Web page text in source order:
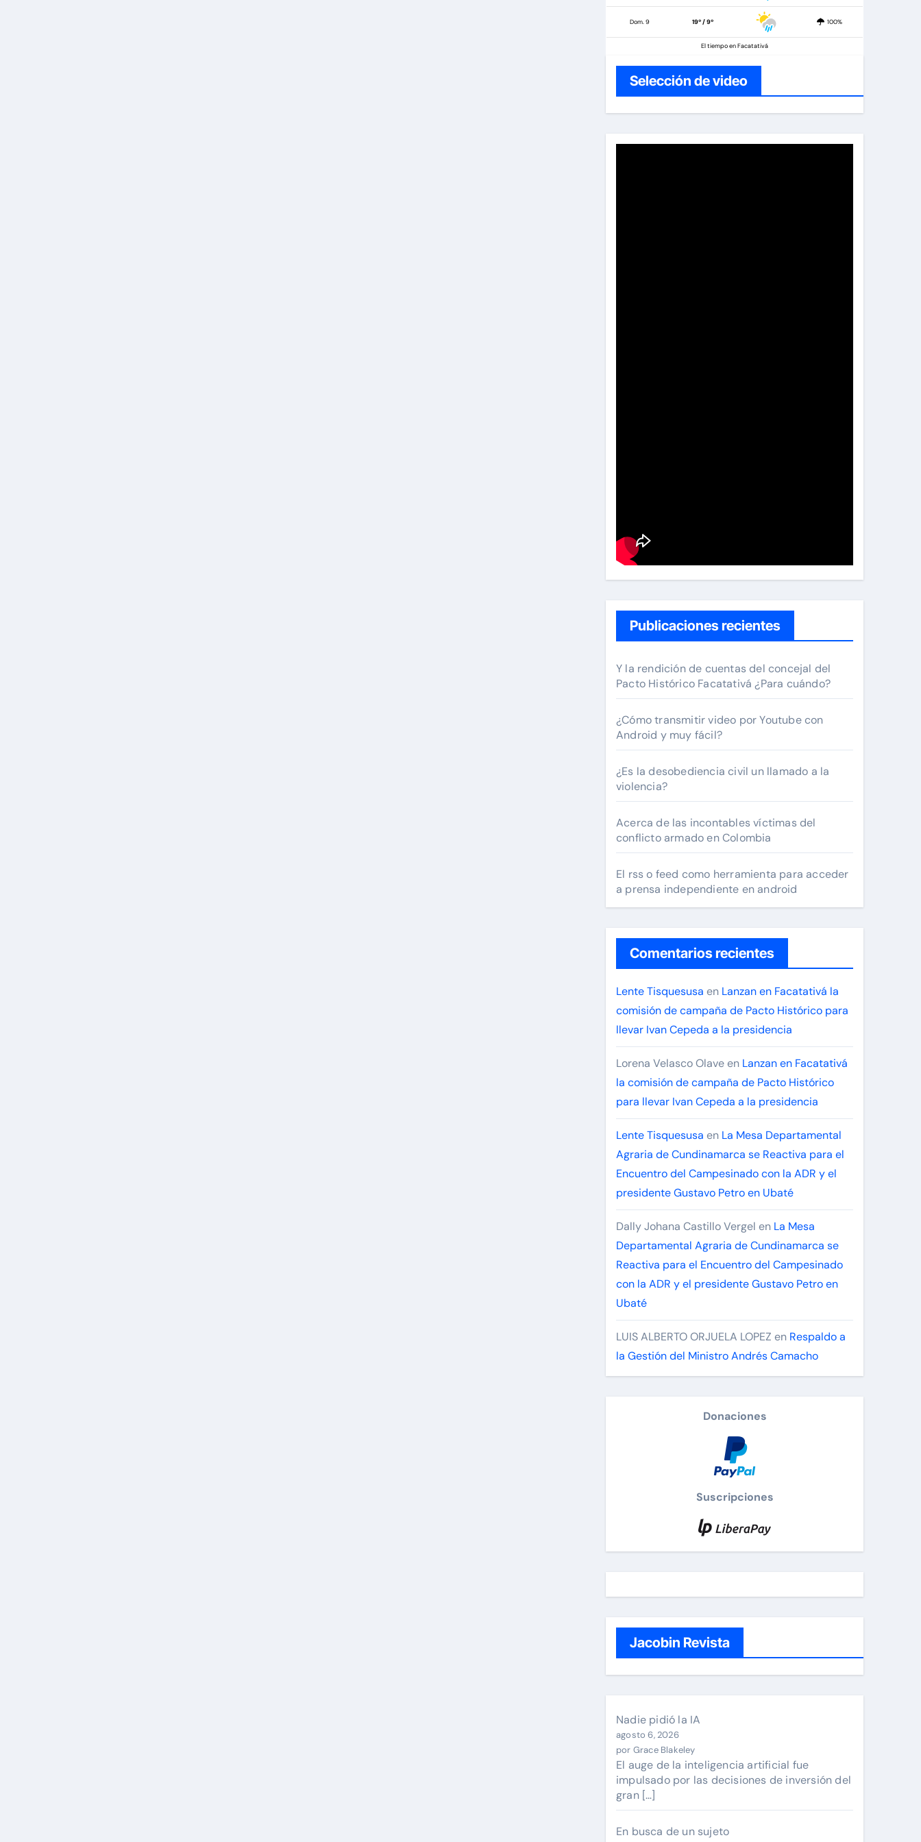
Dom. 9 19º / 9º 100%
El tiempo en Facatativá
Selección de video
Publicaciones recientes
Y la rendición de cuentas del concejal del
Pacto Histórico Facatativá ¿Para cuándo?
¿Cómo transmitir video por Youtube con
Android y muy fácil?
¿Es la desobediencia civil un llamado a la
violencia?
Acerca de las incontables víctimas del
conflicto armado en Colombia
El rss o feed como herramienta para acceder
a prensa independiente en android
Comentarios recientes
Lente Tisquesusa en Lanzan en Facatativá la
comisión de campaña de Pacto Histórico para
llevar Ivan Cepeda a la presidencia
Lorena Velasco Olaveen Lanzan en Facatativá
la comisión de campaña de Pacto Histórico
para llevar Ivan Cepeda a la presidencia
Lente Tisquesusa en La Mesa Departamental
Agraria de Cundinamarca se Reactiva para el
Encuentro del Campesinado con la ADR y el
presidente Gustavo Petro en Ubaté
Dally Johana Castillo Vergel en La Mesa
Departamental Agraria de Cundinamarca se
Reactiva para el Encuentro del Campesinado
con la ADR y el presidente Gustavo Petro en
Ubaté
LUIS ALBERTO ORJUELA LOPEZ en Respaldo a
la Gestión del Ministro Andrés Camacho
Donaciones
Suscripciones
Jacobin Revista
Nadie pidió la IA
agosto 6, 2026
por Grace Blakeley
El auge de la inteligencia artificial fue
impulsado por las decisiones de inversión del
gran […]
En busca de un sujeto